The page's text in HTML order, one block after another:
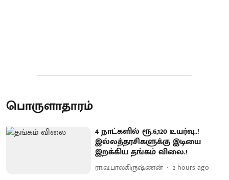
பொருளாதாரம்
4 நாட்களில் ரூ.6,120 உயர்வு..!
இல்லத்தரசிகளுக்கு இடியை
இறக்கிய தங்கம் விலை.!
ரா.வ.பாலகிருஷ்ணன் 2 hours ago